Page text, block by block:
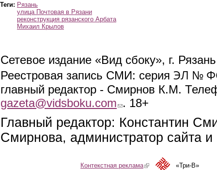
Теги: Рязань
улица Почтовая в Рязани
реконструкция рязанского Арбата
Михаил Крылов
Сетевое издание «Вид сбоку», г.
Реестровая запись СМИ: серия ЭЛ №
главный редактор - Смирнов К.М.
gazeta@vidsboku.com (link sends e-mail)
. 18+
Главный редактор: Константин
Смирнова, администратор сайта
Контекстная реклама(link is external)«Три-В»